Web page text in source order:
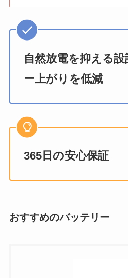
自然放電を抑える
ー上がりを低減
365日の安心保証
おすすめのバッテリー